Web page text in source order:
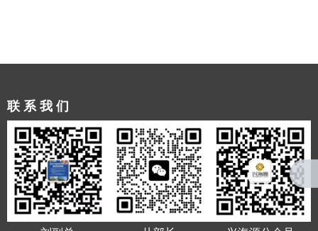
联系我们